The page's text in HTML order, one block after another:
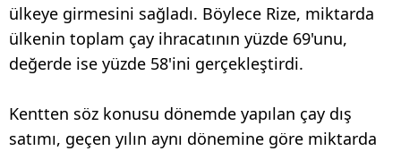
ülkeye girmesini sağladı. Böylece Rize, miktarda
ülkenin toplam çay ihracatının yüzde 69'unu,
değerde ise yüzde 58'ini gerçekleştirdi.
Kentten söz konusu dönemde yapılan çay dış
satımı, geçen yılın aynı dönemine göre miktarda